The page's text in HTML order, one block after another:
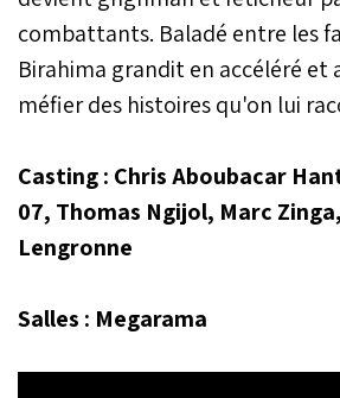
combattants. Baladé entre les
Birahima grandit en accéléré et
méfier des histoires qu'on lui
Casting : Chris Aboubacar
07, Thomas Ngijol, Marc
Lengronne
Salles : Megarama